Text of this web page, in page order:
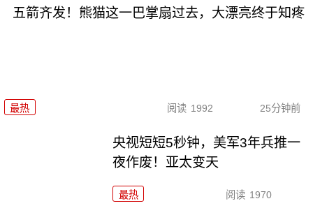
五箭齐发！熊猫这一巴掌扇过去，大漂亮终于知疼
最热 阅读 1992 25分钟前
央视短短5秒钟，美军3年兵推一
夜作废！亚太变天
最热 阅读 1970